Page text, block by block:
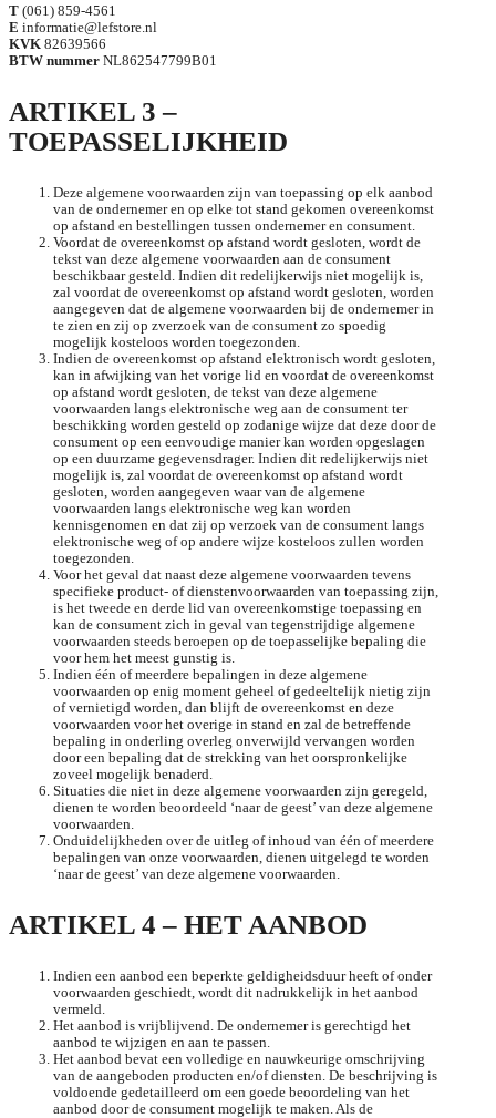
T (061) 859-4561
E informatie@lefstore.nl
KVK 82639566
BTW nummer NL862547799B01
ARTIKEL 3 –
TOEPASSELIJKHEID
Deze algemene voorwaarden zijn van toepassing op elk aanbod
van de ondernemer en op elke tot stand gekomen overeenkomst
op afstand en bestellingen tussen ondernemer en consument.
Voordat de overeenkomst op afstand wordt gesloten, wordt de
tekst van deze algemene voorwaarden aan de consument
beschikbaar gesteld. Indien dit redelijkerwijs niet mogelijk is,
zal voordat de overeenkomst op afstand wordt gesloten, worden
aangegeven dat de algemene voorwaarden bij de ondernemer in
te zien en zij op zverzoek van de consument zo spoedig
mogelijk kosteloos worden toegezonden.
Indien de overeenkomst op afstand elektronisch wordt gesloten,
kan in afwijking van het vorige lid en voordat de overeenkomst
op afstand wordt gesloten, de tekst van deze algemene
voorwaarden langs elektronische weg aan de consument ter
beschikking worden gesteld op zodanige wijze dat deze door de
consument op een eenvoudige manier kan worden opgeslagen
op een duurzame gegevensdrager. Indien dit redelijkerwijs niet
mogelijk is, zal voordat de overeenkomst op afstand wordt
gesloten, worden aangegeven waar van de algemene
voorwaarden langs elektronische weg kan worden
kennisgenomen en dat zij op verzoek van de consument langs
elektronische weg of op andere wijze kosteloos zullen worden
toegezonden.
Voor het geval dat naast deze algemene voorwaarden tevens
specifieke product- of dienstenvoorwaarden van toepassing zijn,
is het tweede en derde lid van overeenkomstige toepassing en
kan de consument zich in geval van tegenstrijdige algemene
voorwaarden steeds beroepen op de toepasselijke bepaling die
voor hem het meest gunstig is.
Indien één of meerdere bepalingen in deze algemene
voorwaarden op enig moment geheel of gedeeltelijk nietig zijn
of vernietigd worden, dan blijft de overeenkomst en deze
voorwaarden voor het overige in stand en zal de betreffende
bepaling in onderling overleg onverwijld vervangen worden
door een bepaling dat de strekking van het oorspronkelijke
zoveel mogelijk benaderd.
Situaties die niet in deze algemene voorwaarden zijn geregeld,
dienen te worden beoordeeld ‘naar de geest’ van deze algemene
voorwaarden.
Onduidelijkheden over de uitleg of inhoud van één of meerdere
bepalingen van onze voorwaarden, dienen uitgelegd te worden
‘naar de geest’ van deze algemene voorwaarden.
ARTIKEL 4 – HET AANBOD
Indien een aanbod een beperkte geldigheidsduur heeft of onder
voorwaarden geschiedt, wordt dit nadrukkelijk in het aanbod
vermeld.
Het aanbod is vrijblijvend. De ondernemer is gerechtigd het
aanbod te wijzigen en aan te passen.
Het aanbod bevat een volledige en nauwkeurige omschrijving
van de aangeboden producten en/of diensten. De beschrijving is
voldoende gedetailleerd om een goede beoordeling van het
aanbod door de consument mogelijk te maken. Als de